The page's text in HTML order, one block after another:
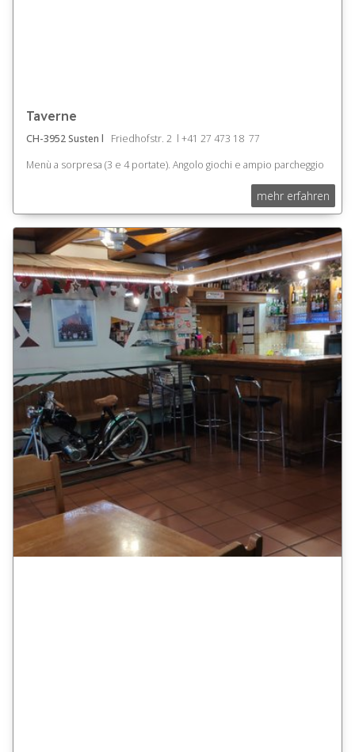
Taverne
CH-3952 Susten l Friedhofstr. 2 l +41 27 473 18 77
Menù a sorpresa (3 e 4 portate). Angolo giochi e ampio parcheggio
mehr erfahren